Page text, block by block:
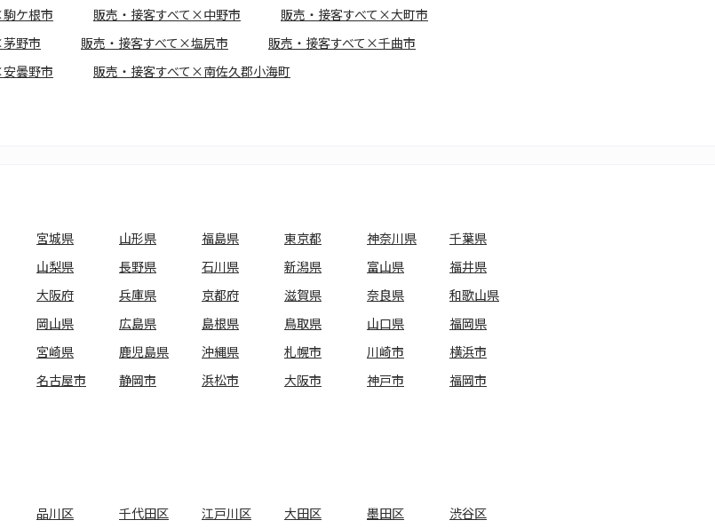
ケ根市 販売・接客すべて×中野市
販売・接客すべて×大町市
野市 販売・接客すべて×塩尻市
販売・接客すべて×千曲市
曇野市
販売・接客すべて×南佐久郡小海町
宮城県 山形県 福島県 東京都 神奈川県
千葉県
山梨県 長野県 石川県 新潟県 富山県
福井県
大阪府 兵庫県 京都府 滋賀県 奈良県
和歌山県
岡山県 広島県 島根県 鳥取県 山口県
福岡県
宮崎県 鹿児島県 沖縄県 札幌市 川崎市
横浜市
名古屋市 静岡市 浜松市 大阪市 神戸市
福岡市
品川区 千代田区 江戸川区 大田区 墨田区
渋谷区